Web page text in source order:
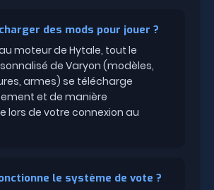
des mods pour jouer ?
moteur de Hytale, tout le
de Varyon (modèles,
armes) se télécharge
et de manière
lors de votre connexion au
le système de vote ?